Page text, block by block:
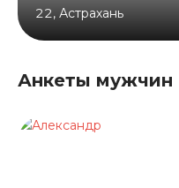
22, Астрахань
Анкеты мужчин